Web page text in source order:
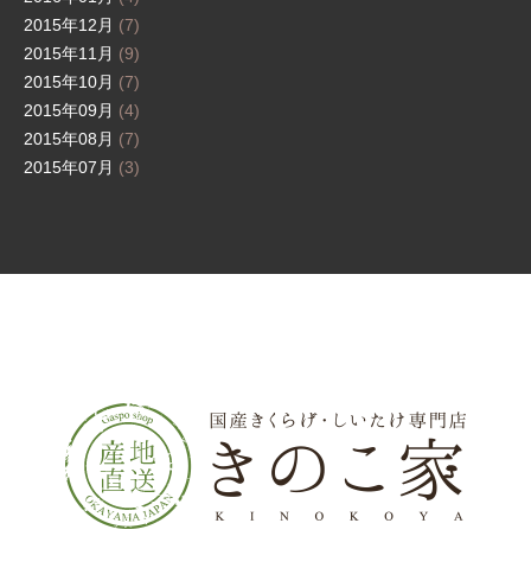
2015年12月 (7)
2015年11月 (9)
2015年10月 (7)
2015年09月 (4)
2015年08月 (7)
2015年07月 (3)